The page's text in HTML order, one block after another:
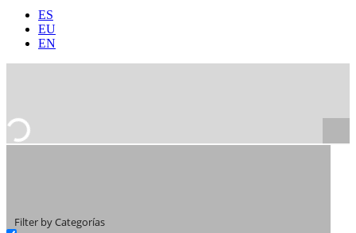
ES
EU
EN
Filter by Categorías